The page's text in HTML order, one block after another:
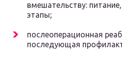
вмешательству:
этапы;
послеоперационная
последующая